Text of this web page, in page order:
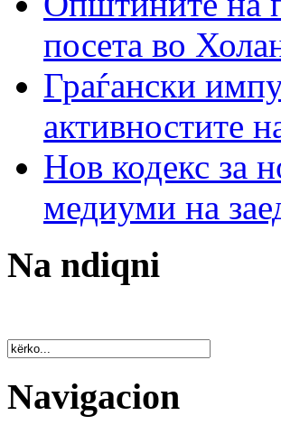
посета во
Граѓански
активностите
Нов кодекс за
медиуми на
Na ndiqni
Navigacion